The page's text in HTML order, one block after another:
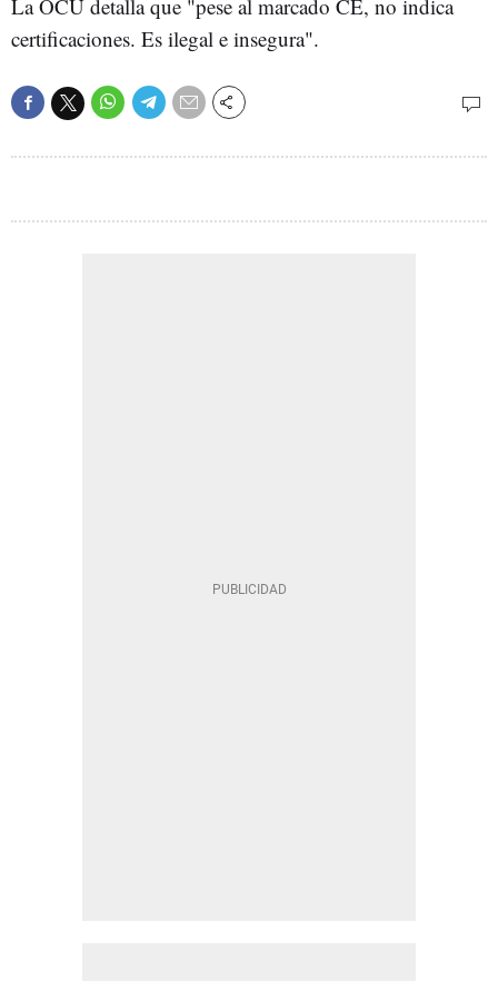
La OCU detalla que "pese al marcado CE, no indica
certificaciones. Es ilegal e insegura".